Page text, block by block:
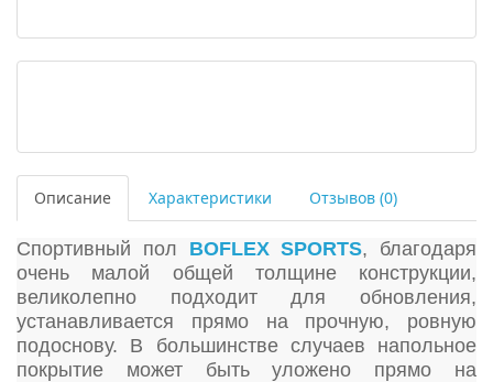
Описание Характеристики Отзывов (0)
Спортивный пол BOFLEX SPORTS, благодаря
очень малой общей толщине конструкции,
великолепно подходит для обновления,
устанавливается прямо на прочную, ровную
подоснову. В большинстве случаев напольное
покрытие может быть уложено прямо на